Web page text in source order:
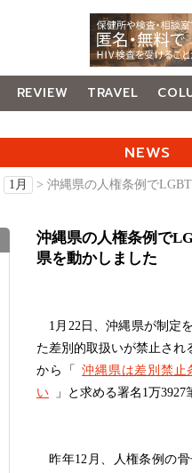
REVIEW TRAVEL
NEWS
1月
> 沖縄県の人権条例で
沖縄県の人権条例で
県を動かしました
1月22日、沖縄県が制定
た差別的取扱いが禁止され
から「
沖縄県は差別禁止
い
」と求める署名1万
昨年12月、人権条例の